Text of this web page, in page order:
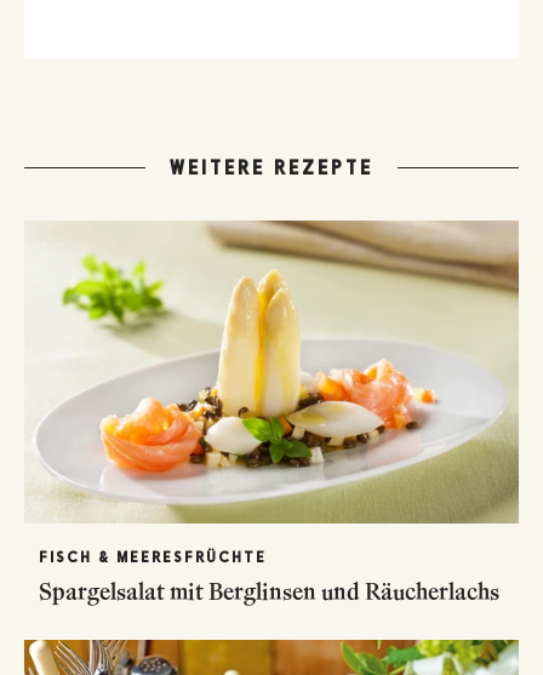
WEITERE REZEPTE
FISCH & MEERESFRÜCHTE
Spargelsalat mit Berglinsen und Räucherlachs